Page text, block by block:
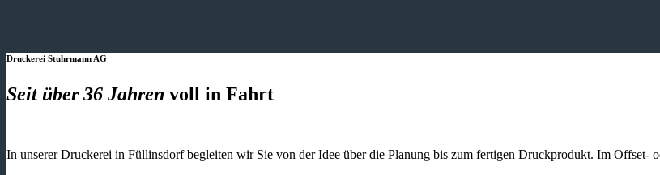
Druckerei Stuhrmann AG
Seit über 36 Jahren voll in Fahrt
In unserer Druckerei in Füllinsdorf begleiten wir Sie von der Idee über die Planung bis zum fertigen Druckprodukt. Im Offset-